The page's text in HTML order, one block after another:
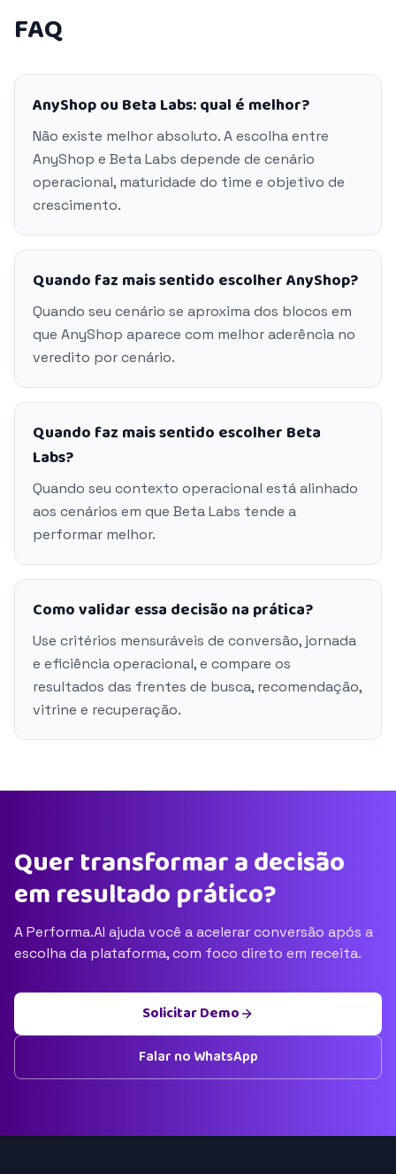
FAQ
AnyShop ou Beta Labs: qual é melhor?
Não existe melhor absoluto. A escolha entre
AnyShop e Beta Labs depende de cenário
operacional, maturidade do time e objetivo de
crescimento.
Quando faz mais sentido escolher AnyShop?
Quando seu cenário se aproxima dos blocos em
que AnyShop aparece com melhor aderência no
veredito por cenário.
Quando faz mais sentido escolher Beta
Labs?
Quando seu contexto operacional está alinhado
aos cenários em que Beta Labs tende a
performar melhor.
Como validar essa decisão na prática?
Use critérios mensuráveis de conversão, jornada
e eficiência operacional, e compare os
resultados das frentes de busca, recomendação,
vitrine e recuperação.
Quer transformar a decisão
em resultado prático?
A Performa.AI ajuda você a acelerar conversão após a
escolha da plataforma, com foco direto em receita.
Solicitar Demo
Falar no WhatsApp